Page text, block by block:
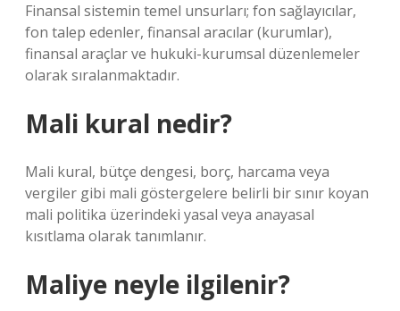
Finansal sistemin temel unsurları; fon sağlayıcılar,
fon talep edenler, finansal aracılar (kurumlar),
finansal araçlar ve hukuki-kurumsal düzenlemeler
olarak sıralanmaktadır.
Mali kural nedir?
Mali kural, bütçe dengesi, borç, harcama veya
vergiler gibi mali göstergelere belirli bir sınır koyan
mali politika üzerindeki yasal veya anayasal
kısıtlama olarak tanımlanır.
Maliye neyle ilgilenir?